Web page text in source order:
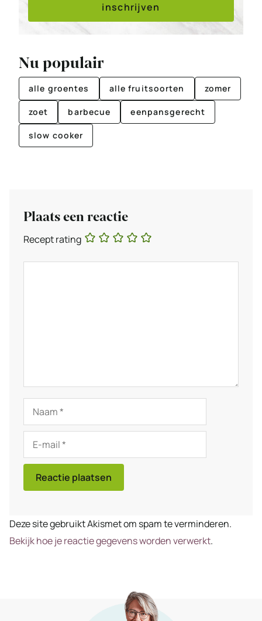
inschrijven
Nu populair
alle groentes alle fruitsoorten zomer
zoet barbecue eenpansgerecht
slow cooker
Plaats een reactie
Recept rating
Naam
mail
Deze site gebruikt Akismet om spam te verminderen.
Bekijk hoe je reactie gegevens worden verwerkt.